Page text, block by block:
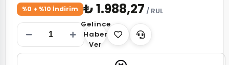
%0 + %10 İndirim ₺ 1.988,27 / RUL
Gelince
Haber
Ver